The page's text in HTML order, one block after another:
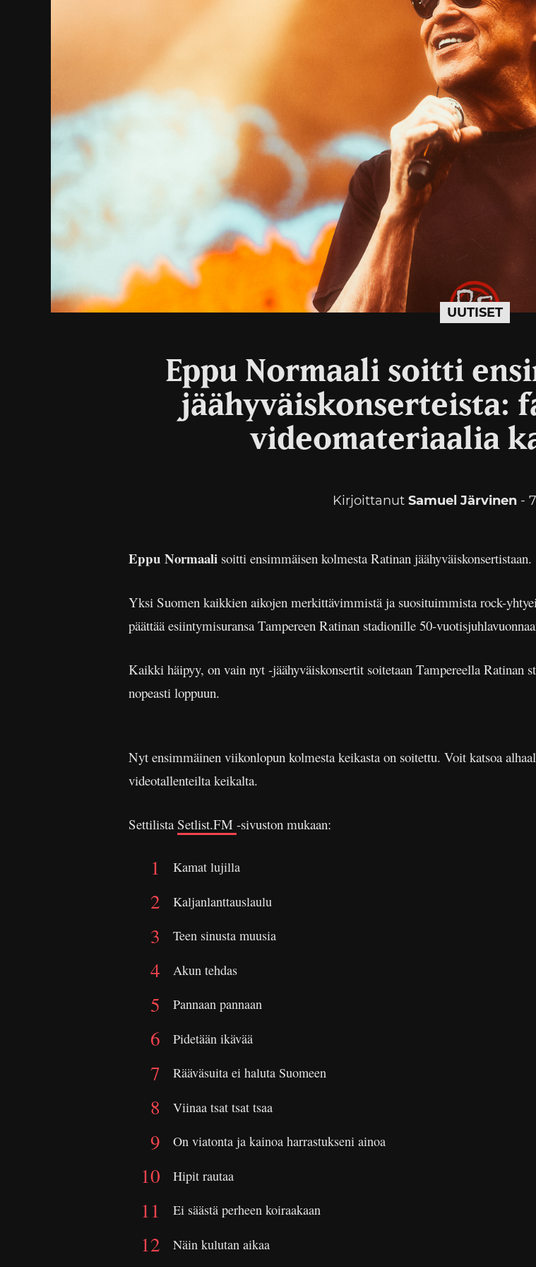
UUTISET
Eppu Normaali soitti
jäähyväiskonserteista:
videomateriaalia
Kirjoittanut Samuel Järvinen -
Eppu Normaali soitti ensimmäisen kolmesta Ratinan jäähyväiskonsertistaan.
Yksi Suomen kaikkien aikojen merkittävimmistä ja suosituimmista rock-
päättää esiintymisuransa Tampereen Ratinan stadionille 50-
Kaikki häipyy, on vain nyt -jäähyväiskonsertit soitetaan Tampereella
nopeasti loppuun.
Nyt ensimmäinen viikonlopun kolmesta keikasta on soitettu. Voit katsoa
videotallenteilta keikalta.
SettilistaSetlist.FM -sivuston mukaan:
Kamat lujilla
Kaljanlanttauslaulu
Teen sinusta muusia
Akun tehdas
Pannaan pannaan
Pidetään ikävää
Rääväsuita ei haluta Suomeen
Viinaa tsat tsat tsaa
On viatonta ja kainoa harrastukseni ainoa
Hipit rautaa
Ei säästä perheen koiraakaan
Näin kulutan aikaa